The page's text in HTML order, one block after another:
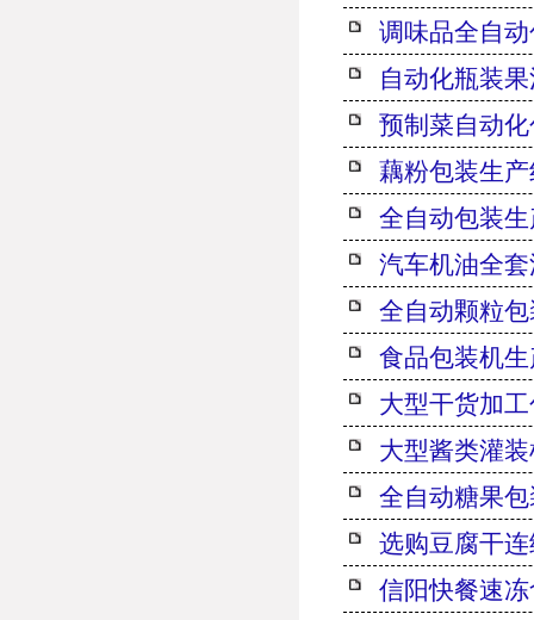
调味品全自
自动化瓶装
预制菜自动
藕粉包装生
全自动包装
汽车机油全
全自动颗粒
食品包装机
大型干货加
大型酱类灌
全自动糖果
选购豆腐干
信阳快餐速